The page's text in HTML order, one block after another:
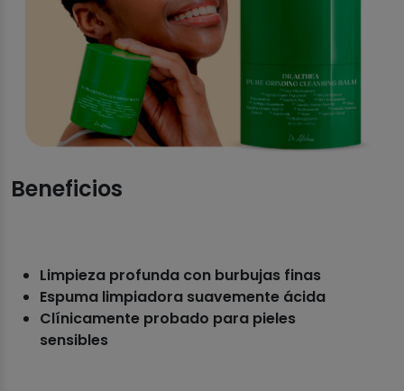
Beneficios
Limpieza profunda con burbujas finas
Espuma limpiadora suavemente ácida
Clínicamente probado para pieles
sensibles